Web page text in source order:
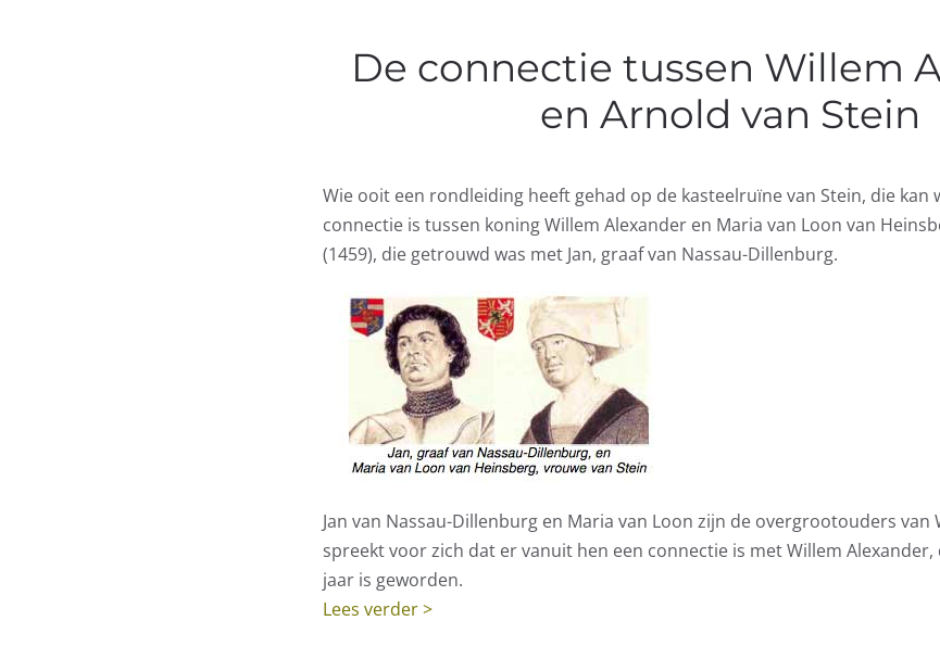
De connectie tussen Willem
en Arnold van Stein
Wie ooit een rondleiding heeft gehad op de kasteelruïne van Stein, die kan
connectie is tussen koning Willem Alexander en Maria van Loon van
(1459), die getrouwd was met Jan, graaf van Nassau-Dillenburg.
Jan van Nassau-Dillenburg en Maria van Loon zijn de overgrootouders van
spreekt voor zich dat er vanuit hen een connectie is met Willem Alexander,
jaar is geworden.
Lees verder >